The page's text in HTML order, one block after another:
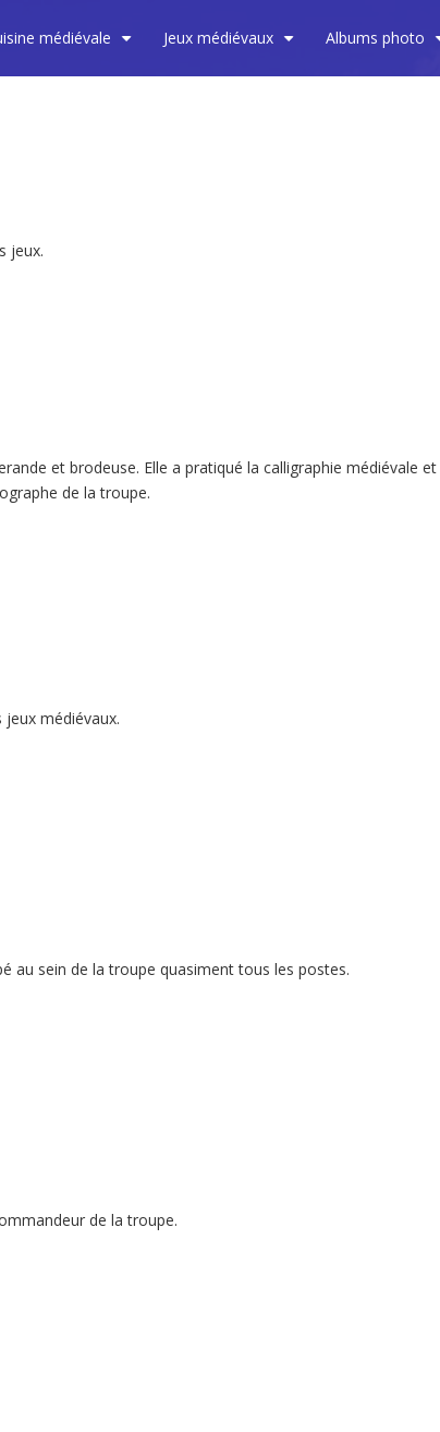
médiévale Jeux médiévaux Albums photo
jeux.
et brodeuse. Elle a pratiqué la calligraphie médiévale
de la troupe.
médiévaux.
au sein de la troupe quasiment tous les postes.
de la troupe.